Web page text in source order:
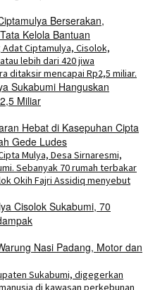
Berserakan,
Kelola Bantuan
Sukabumi Hanguskan
Miliar
Hebat di Kasepuhan Cipta
Gede Ludes
Cisolok Sukabumi, 70
Nasi Padang, Motor dan